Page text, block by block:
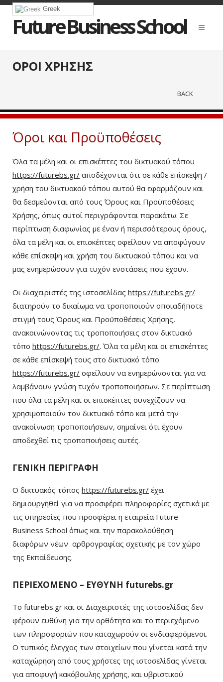
Greek
Future Business School
ΟΡΟΙ ΧΡΗΣΗΣ
BACK
Όροι και Προϋποθέσεις
Όλα τα μέλη και οι επισκέπτες του δικτυακού τόπου
https://futurebs.gr/ αποδέχονται ότι σε κάθε επίσκεψη /
χρήση του δικτυακού τόπου αυτού θα εφαρμόζουν και
θα δεσμεύονται από τους Όρους και Προϋποθέσεις
Χρήσης, όπως αυτοί περιγράφονται παρακάτω. Σε
περίπτωση διαφωνίας με έναν ή περισσότερους όρους,
όλα τα μέλη και οι επισκέπτες οφείλουν να αποφύγουν
κάθε επίσκεψη και χρήση του δικτυακού τόπου και να
μας ενημερώσουν για τυχόν ενστάσεις που έχουν.
Οι διαχειριστές της ιστοσελίδας https://futurebs.gr/
διατηρούν το δικαίωμα να τροποποιούν οποιαδήποτε
στιγμή τους Όρους και Προϋποθέσεις Χρήσης,
ανακοινώνοντας τις τροποποιήσεις στον δικτυακό
τόπο https://futurebs.gr/. Όλα τα μέλη και οι επισκέπτες
σε κάθε επίσκεψή τους στο δικτυακό τόπο
https://futurebs.gr/ οφείλουν να ενημερώνονται για να
λαμβάνουν γνώση τυχόν τροποποιήσεων. Σε περίπτωση
που όλα τα μέλη και οι επισκέπτες συνεχίζουν να
χρησιμοποιούν τον δικτυακό τόπο και μετά την
ανακοίνωση τροποποιήσεων, σημαίνει ότι έχουν
αποδεχθεί τις τροποποιήσεις αυτές.
ΓΕΝΙΚΗ ΠΕΡΙΓΡΑΦΗ
Ο δικτυακός τόπος https://futurebs.gr/ έχει
δημιουργηθεί για να προσφέρει πληροφορίες σχετικά με
τις υπηρεσίες που προσφέρει η εταιρεία Future
Business School όπως και την παρακολούθηση
διαφόρων νέων αρθρογραφίας σχετικής με τον χώρο
της Εκπαίδευσης.
ΠΕΡΙΕΧΟΜΕΝΟ – ΕΥΘΥΝΗ futurebs.gr
Το futurebs.gr και οι Διαχειριστές της ιστοσελίδας δεν
φέρουν ευθύνη για την ορθότητα και το περιεχόμενο
των πληροφοριών που καταχωρούν οι ενδιαφερόμενοι.
Ο τυπικός έλεγχος των στοιχείων που γίνεται κατά την
καταχώρηση από τους χρήστες της ιστοσελίδας γίνεται
για αποφυγή κακόβουλης χρήσης, και υβριστικού